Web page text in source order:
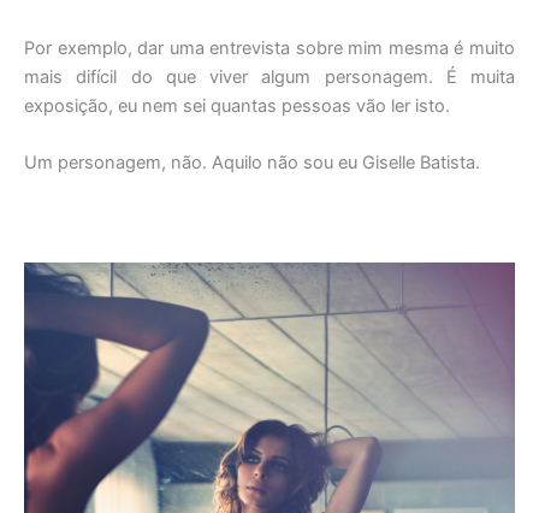
Por exemplo, dar uma entrevista sobre mim mesma é muito
mais difícil do que viver algum personagem. É muita
exposição, eu nem sei quantas pessoas vão ler isto.
Um personagem, não. Aquilo não sou eu Giselle Batista.